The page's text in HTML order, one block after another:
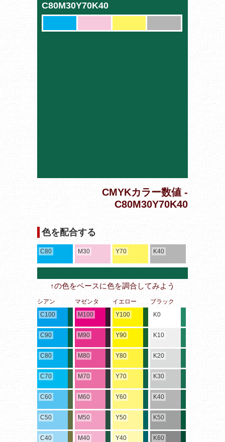
C80M30Y70K40
CMYKカラー数値 -
C80M30Y70K40
色を配合する
C80 M30 Y70 K40
↑の色をベースに色を調合してみよう
シアン
C100
C90
C80
C70
C60
C50
C40
マゼンタ
M100
M90
M80
M70
M60
M50
M40
イエロー
Y100
Y90
Y80
Y70
Y60
Y50
Y40
ブラック
K0
K10
K20
K30
K40
K50
K60